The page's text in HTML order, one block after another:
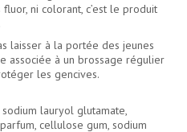
ni colorant, c’est le produit
laisser à la portée des jeunes
associée à un brossage régulier
les gencives.
sodium lauryol glutamate,
cellulose gum, sodium